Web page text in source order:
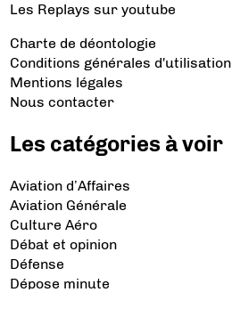
Les Replays sur youtube
Charte de déontologie
Conditions générales d'utilisation
Mentions légales
Nous contacter
Les catégories à voir
Aviation d’Affaires
Aviation Générale
Culture Aéro
Débat et opinion
Défense
Dépose minute